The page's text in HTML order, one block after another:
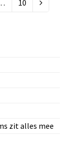
Page
10
zit alles mee